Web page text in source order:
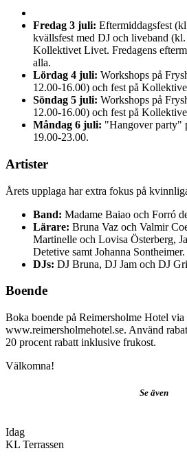
Fredag 3 juli: Eftermiddagsfest
kvällsfest med DJ och liveband
Kollektivet Livet. Fredagens
alla.
Lördag 4 juli: Workshops på
12.00-16.00) och fest på
Söndag 5 juli: Workshops på
12.00-16.00) och fest på
Måndag 6 juli: "Hangover party"
19.00-23.00.
Artister
Årets upplaga har extra fokus på
Band: Madame Baiao och Forró
Lärare: Bruna Vaz och Valmir
Martinelle och Lovisa Österberg,
Detetive samt Johanna Sontheimer.
DJs: DJ Bruna, DJ Jam och DJ
Boende
Boka boende på Reimersholme Hotel via
www.reimersholmehotel.se. Använd
20 procent rabatt inklusive frukost.
Välkomna!
Se även
Idag
KL Terrassen